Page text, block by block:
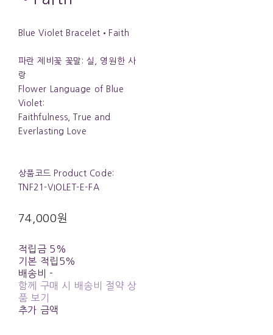
Blue Violet Bracelet•Faith
파란 제비꽃 꽃말: 실, 영원한 사
랑
Flower Language of Blue
Violet:
Faithfulness, True and
Everlasting Love
상품코드 Product Code:
TNF21-VIOLET-E-FA
74,000원
적립금 5%
기본 적립 5%
배송비 -
함께 구매 시 배송비 절약 상
품 보기
추가 금액